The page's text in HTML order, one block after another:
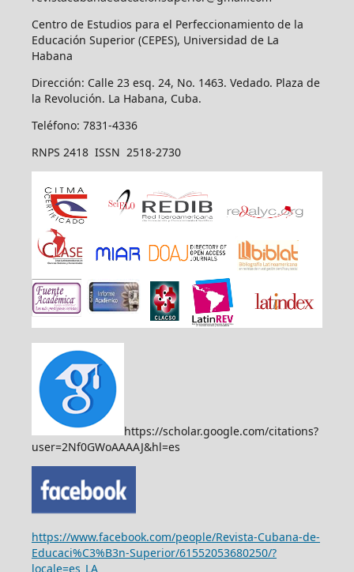
Centro de Estudios para el Perfeccionamiento de la
Educación Superior (CEPES), Universidad de La
Habana
Dirección: Calle 23 esq. 24, No. 1463. Vedado. Plaza de
la Revolución. La Habana, Cuba.
Teléfono: 7831-4336
RNPS 2418 ISSN 2518-2730
https://scholar.google.com/citations?
user=2Nf0GWoAAAAJ&hl=es
https://www.facebook.com/people/Revista-Cubana-de-
Educaci%C3%B3n-Superior/61552053680250/?
locale=es_LA